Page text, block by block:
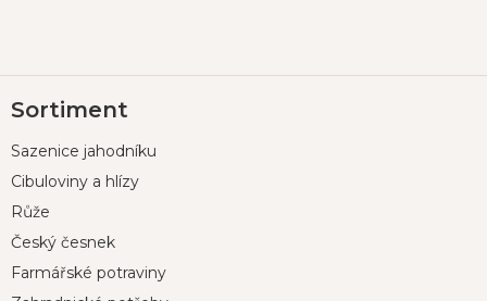
á
a
Sortiment
Sazenice jahodníku
Cibuloviny a hlízy
Růže
Český česnek
Farmářské potraviny